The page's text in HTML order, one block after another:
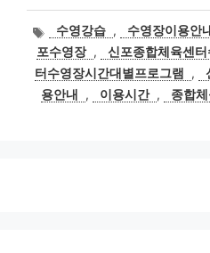
태
그
수영강습 , 수영장이용안
포수영장 , 신포종합체육센
터수영장시간대별프로그램
,
용안내
, 이용시간 , 종합